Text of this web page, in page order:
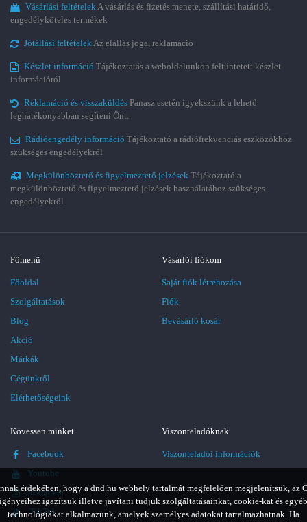
érdekében, hogy a dnd.hu webhely tartalmát megfelelően megjelenítsük, az
igényeihez igazítsuk illetve javítani tudjuk szolgáltatásainkat, cookie-kat és egyéb
technológiákat alkalmazunk, amelyek személyes adatokat tartalmazhatnak. Ha
Vásárlási feltételekA vásárlás és fizetés menete, szállítási határidő,
engedélyköteles termékek
Jótállási feltételekAz elállás joga, reklamáció
Készlet információ Tájékoztatás a weboldalunkon feltüntetett készlet
információról
Reklamáció és visszaküldés Panasz esetén igyekszünk a lehető
leghatékonyabban segíteni Önt.
Rádióengedély információ Tájékoztató a rádiófrekvenciás eszközökhöz
szükséges engedélyekről
Megkülönböztető és figyelmeztető jelzések Tájékoztató a
megkülönböztető és figyelmeztető jelzések használatához szükséges
engedélyekről
Főmenü
Főoldal
Szolgáltatások
Blog
Akció
Márkák
Cégünkről
Elérhetőségeink
Vásárlói fiókom
Saját fiók létrehozása
Fiók
Bevásárló kosár
Kövessen minket
Facebook
Youtube
Instagram
TikTok
Viszonteladóknak
Viszonteladói információk